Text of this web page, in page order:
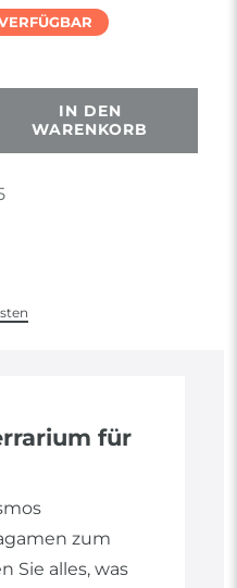
IN DEN
WARENKORB
für
zum
Sie alles, was